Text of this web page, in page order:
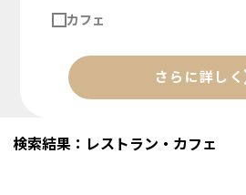
カフェ
さらに詳しく
検索結果：レストラン・カフェ